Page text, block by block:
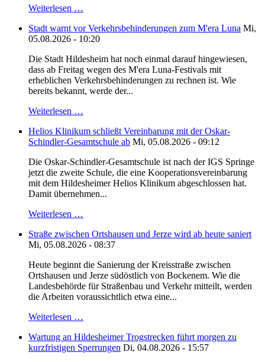
Weiterlesen …
Stadt warnt vor Verkehrsbehinderungen zum M'era Luna Mi,
05.08.2026 - 10:20
Die Stadt Hildesheim hat noch einmal darauf hingewiesen,
dass ab Freitag wegen des M'era Luna-Festivals mit
erheblichen Verkehrsbehinderungen zu rechnen ist. Wie
bereits bekannt, werde der...
Weiterlesen …
Helios Klinikum schließt Vereinbarung mit der Oskar-
Schindler-Gesamtschule ab Mi, 05.08.2026 - 09:12
Die Oskar-Schindler-Gesamtschule ist nach der IGS Springe
jetzt die zweite Schule, die eine Kooperationsvereinbarung
mit dem Hildesheimer Helios Klinikum abgeschlossen hat.
Damit übernehmen...
Weiterlesen …
Straße zwischen Ortshausen und Jerze wird ab heute saniert
Mi, 05.08.2026 - 08:37
Heute beginnt die Sanierung der Kreisstraße zwischen
Ortshausen und Jerze südöstlich von Bockenem. Wie die
Landesbehörde für Straßenbau und Verkehr mitteilt, werden
die Arbeiten voraussichtlich etwa eine...
Weiterlesen …
Wartung an Hildesheimer Trogstrecken führt morgen zu
kurzfristigen Sperrungen Di, 04.08.2026 - 15:57